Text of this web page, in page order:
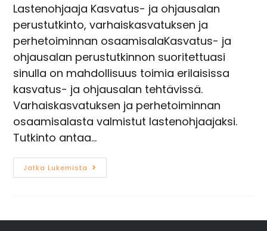
Lastenohjaaja Kasvatus- ja ohjausalan
perustutkinto, varhaiskasvatuksen ja
perhetoiminnan osaamisalaKasvatus- ja
ohjausalan perustutkinnon suoritettuasi
sinulla on mahdollisuus toimia erilaisissa
kasvatus- ja ohjausalan tehtävissä.
Varhaiskasvatuksen ja perhetoiminnan
osaamisalasta valmistut lastenohjaajaksi.
Tutkinto antaa…
Jatka Lukemista